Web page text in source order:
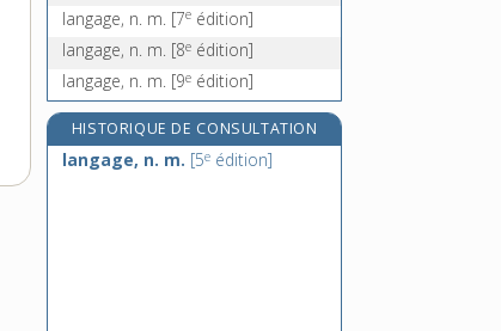
langage, n. m. [7e édition]
langage, n. m. [8e édition]
langage, n. m. [9e édition]
HISTORIQUE DE CONSULTATION
langage, n. m. [5e édition]